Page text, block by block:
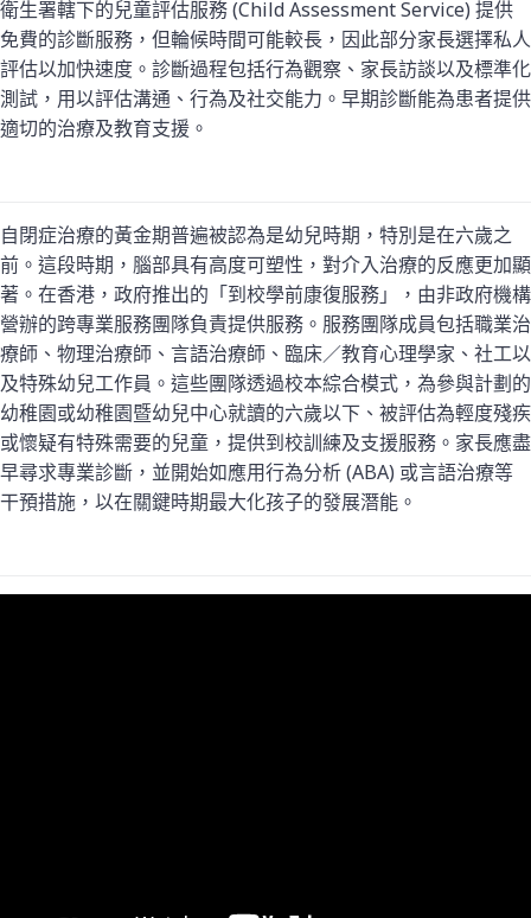
衛生署轄下的兒童評估服務 (Child Assessment Service) 提供
免費的診斷服務，但輪候時間可能較長，因此部分家長選擇私人
評估以加快速度。診斷過程包括行為觀察、家長訪談以及標準化
測試，用以評估溝通、行為及社交能力。早期診斷能為患者提供
適切的治療及教育支援。
自閉症治療的黃金期普遍被認為是幼兒時期，特別是在六歲之
前。這段時期，腦部具有高度可塑性，對介入治療的反應更加顯
著。在香港，政府推出的「到校學前康復服務」，由非政府機構
營辦的跨專業服務團隊負責提供服務。服務團隊成員包括職業治
療師、物理治療師、言語治療師、臨床／教育心理學家、社工以
及特殊幼兒工作員。這些團隊透過校本綜合模式，為參與計劃的
幼稚園或幼稚園暨幼兒中心就讀的六歲以下、被評估為輕度殘疾
或懷疑有特殊需要的兒童，提供到校訓練及支援服務。家長應盡
早尋求專業診斷，並開始如應用行為分析 (ABA) 或言語治療等
干預措施，以在關鍵時期最大化孩子的發展潛能。